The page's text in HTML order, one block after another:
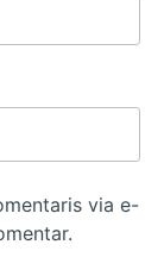
via e-